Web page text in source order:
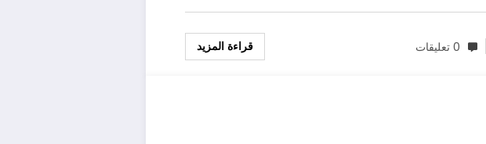
0 تعليقات قراءة المزيد